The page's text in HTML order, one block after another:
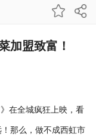
加盟致富！
在全城疯狂上映，看
那么，做不成西虹市